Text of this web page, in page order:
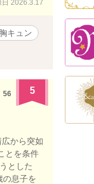
2026.3.17
胸キュン
56 5
から突如
とを条件
とした
息子を